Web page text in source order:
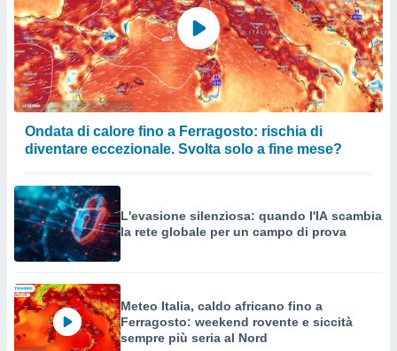
Ondata di calore fino a Ferragosto: rischia di
diventare eccezionale. Svolta solo a fine mese?
L'evasione silenziosa: quando l'IA scambia
la rete globale per un campo di prova
Meteo Italia, caldo africano fino a
Ferragosto: weekend rovente e siccità
sempre più seria al Nord